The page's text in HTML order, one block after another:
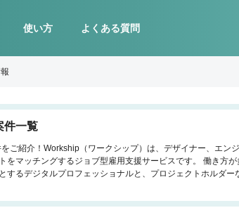
使い方 よくある質問
件一覧
ご紹介！Workship（ワークシップ）は、デザイナー、エン
をマッチングするジョブ型雇用支援サービスです。 働き方
するデジタルプロフェッショナルと、プロジェクトホルダ